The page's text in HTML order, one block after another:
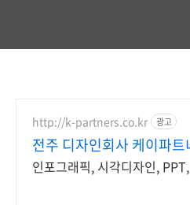
http://k-partners.co.kr 광고
전주 디자인회사 케이파트
인포그래픽, 시각디자인,